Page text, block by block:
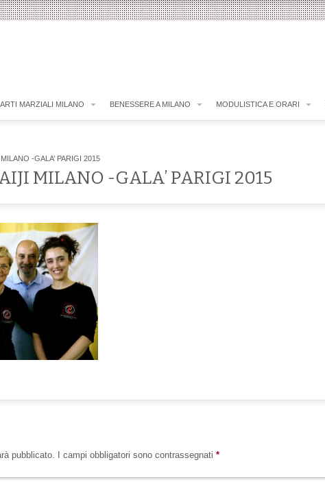
ARTI MARZIALI MILANO BENESSERE A MILANO MODULISTICA E ORARI
-GALA’ PARIGI 2015
MILANO -GALA’ PARIGI 2015
pubblicato. I campi obbligatori sono contrassegnati *